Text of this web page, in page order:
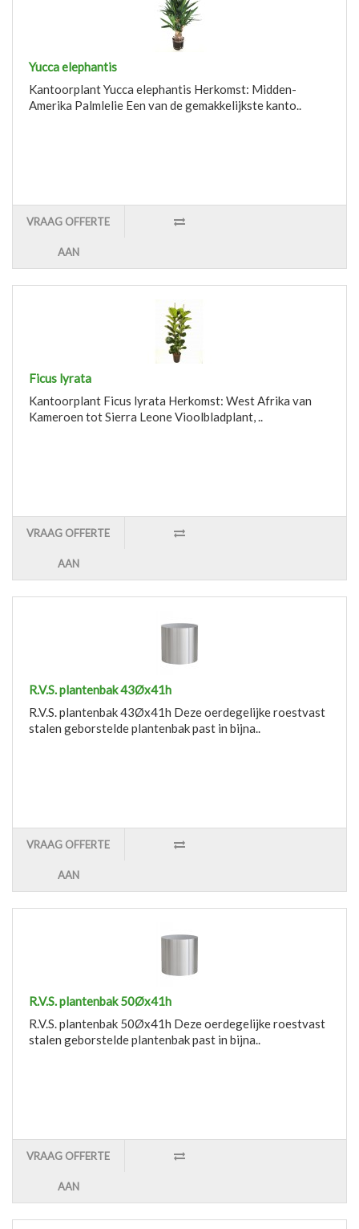
Yucca elephantis
Kantoorplant Yucca elephantis Herkomst: Midden-
Amerika Palmlelie Een van de gemakkelijkste kanto..
VRAAG OFFERTE
AAN
Ficus lyrata
Kantoorplant Ficus lyrata Herkomst: West Afrika van
Kameroen tot Sierra Leone Vioolbladplant, ..
VRAAG OFFERTE
AAN
R.V.S. plantenbak 43Øx41h
R.V.S. plantenbak 43Øx41h Deze oerdegelijke roestvast
stalen geborstelde plantenbak past in bijna..
VRAAG OFFERTE
AAN
R.V.S. plantenbak 50Øx41h
R.V.S. plantenbak 50Øx41h Deze oerdegelijke roestvast
stalen geborstelde plantenbak past in bijna..
VRAAG OFFERTE
AAN